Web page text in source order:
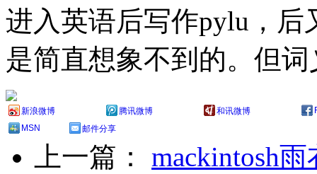
进入英语后写作pylu，
是简直想象不到的。但
新浪微博 腾讯微博 和讯微博
MSN
邮件分享
上一篇： mackintosh雨